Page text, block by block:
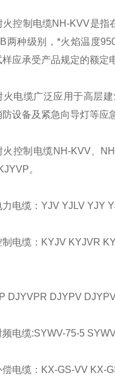
制电缆NH-KVV是指在
两种级别，*火焰温度
应承受产品规定的额定
缆广泛应用于高层建
设备及紧急向导灯等应
制电缆NH-KVV、NH
。
缆：YJV YJLV YJY
缆：KYJV KYJVR
DJYVPR DJYPV
缆:SYWV-75-5
缆：KX-GS-VV KX-